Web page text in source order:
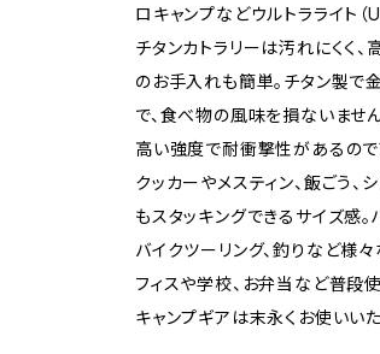
ロキャンプなどウルトラライト（
チタンカトラリーは汚れにくく
のお手入れも簡単。チタン製
で、食べ物の風味を損ないませ
高い強度で耐衝撃性があるので
クッカーやメスティン、飯ごう
もスタッキングできるサイズ感。
バイクツーリング、釣りなど様
フィスや学校、お弁当など普段
キャンプギアは末永くお使いい